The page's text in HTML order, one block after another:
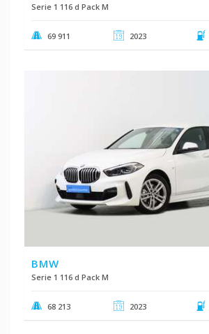
Serie 1 116 d Pack M
69 911 2023
BMW
Serie 1 116 d Pack M
68 213 2023